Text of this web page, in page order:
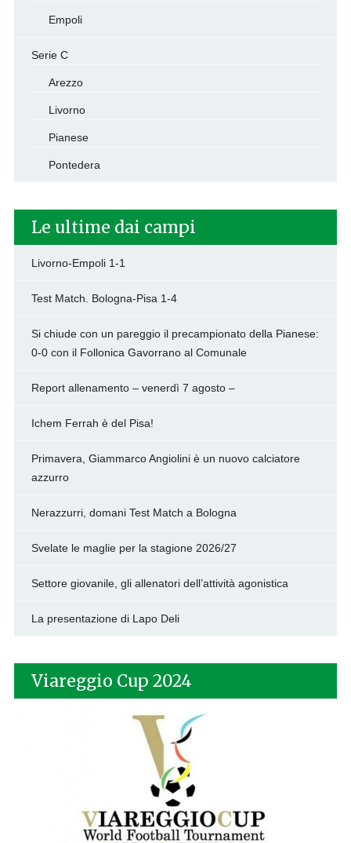
Empoli
Serie C
Arezzo
Livorno
Pianese
Pontedera
Le ultime dai campi
Livorno-Empoli 1-1
Test Match. Bologna-Pisa 1-4
Si chiude con un pareggio il precampionato della Pianese:
0-0 con il Follonica Gavorrano al Comunale
Report allenamento – venerdì 7 agosto –
Ichem Ferrah è del Pisa!
Primavera, Giammarco Angiolini è un nuovo calciatore
azzurro
Nerazzurri, domani Test Match a Bologna
Svelate le maglie per la stagione 2026/27
Settore giovanile, gli allenatori dell’attività agonistica
La presentazione di Lapo Deli
Viareggio Cup 2024